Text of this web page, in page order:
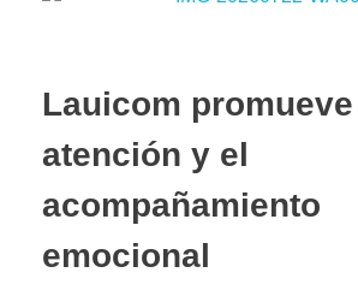
Lauicom
atención y el
acompañamiento
emocional